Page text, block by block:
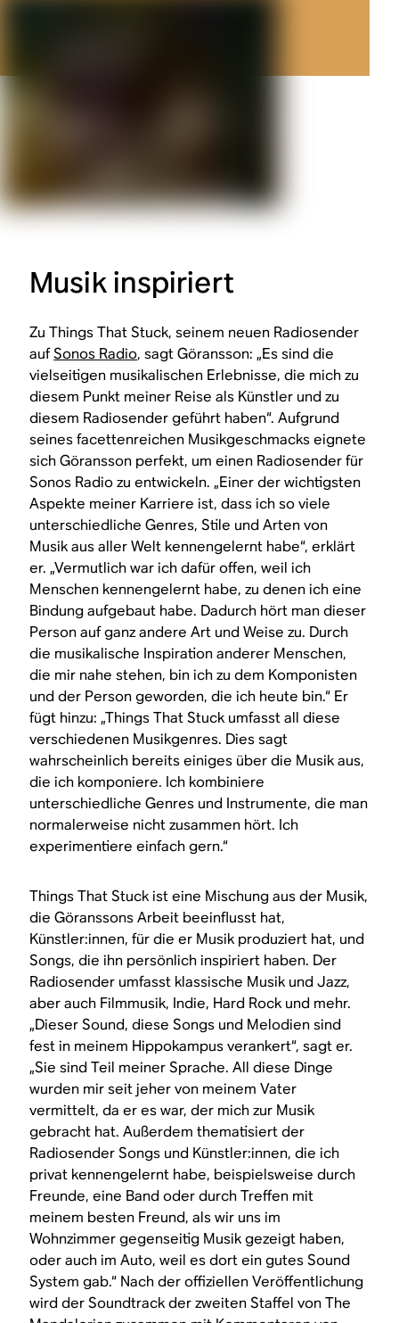
Musik inspiriert
Zu Things That Stuck, seinem neuen Radiosender
aufSonos Radio, sagt Göransson: „Es sind die
vielseitigen musikalischen Erlebnisse, die mich zu
diesem Punkt meiner Reise als Künstler und zu
diesem Radiosender geführt haben“. Aufgrund
seines facettenreichen Musikgeschmacks eignete
sich Göransson perfekt, um einen Radiosender für
Sonos Radio zu entwickeln. „Einer der wichtigsten
Aspekte meiner Karriere ist, dass ich so viele
unterschiedliche Genres, Stile und Arten von
Musik aus aller Welt kennengelernt habe“, erklärt
er. „Vermutlich war ich dafür offen, weil ich
Menschen kennengelernt habe, zu denen ich eine
Bindung aufgebaut habe. Dadurch hört man dieser
Person auf ganz andere Art und Weise zu. Durch
die musikalische Inspiration anderer Menschen,
die mir nahe stehen, bin ich zu dem Komponisten
und der Person geworden, die ich heute bin.“ Er
fügt hinzu: „Things That Stuck umfasst all diese
verschiedenen Musikgenres. Dies sagt
wahrscheinlich bereits einiges über die Musik aus,
die ich komponiere. Ich kombiniere
unterschiedliche Genres und Instrumente, die man
normalerweise nicht zusammen hört. Ich
experimentiere einfach gern.“
Things That Stuck ist eine Mischung aus der Musik,
die Göranssons Arbeit beeinflusst hat,
Künstler:innen, für die er Musik produziert hat, und
Songs, die ihn persönlich inspiriert haben. Der
Radiosender umfasst klassische Musik und Jazz,
aber auch Filmmusik, Indie, Hard Rock und mehr.
„Dieser Sound, diese Songs und Melodien sind
fest in meinem Hippokampus verankert“, sagt er.
„Sie sind Teil meiner Sprache. All diese Dinge
wurden mir seit jeher von meinem Vater
vermittelt, da er es war, der mich zur Musik
gebracht hat. Außerdem thematisiert der
Radiosender Songs und Künstler:innen, die ich
privat kennengelernt habe, beispielsweise durch
Freunde, eine Band oder durch Treffen mit
meinem besten Freund, als wir uns im
Wohnzimmer gegenseitig Musik gezeigt haben,
oder auch im Auto, weil es dort ein gutes Sound
System gab.“ Nach der offiziellen Veröffentlichung
wird der Soundtrack der zweiten Staffel vonThe